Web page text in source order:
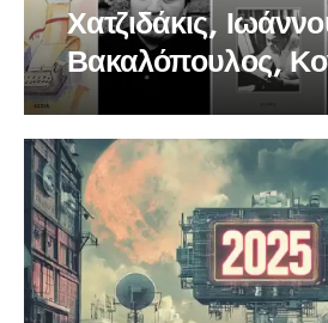
Χατζιδάκις,
Βακαλόπουλος,